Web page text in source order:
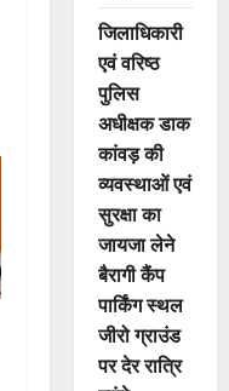
जिलाधिकारी
एवं वरिष्ठ
पुलिस
अधीक्षक डाक
कांवड़ की
व्यवस्थाओं एवं
सुरक्षा का
जायजा लेने
बैरागी कैंप
पार्किंग स्थल
जीरो ग्राउंड
पर देर रात्रि